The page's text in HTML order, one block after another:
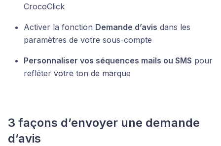
CrocoClick
Activer la fonction Demande d’avis dans les
paramètres de votre sous-compte
Personnaliser vos séquences mails ou SMS pour
refléter votre ton de marque
3 façons d’envoyer une demande
d’avis